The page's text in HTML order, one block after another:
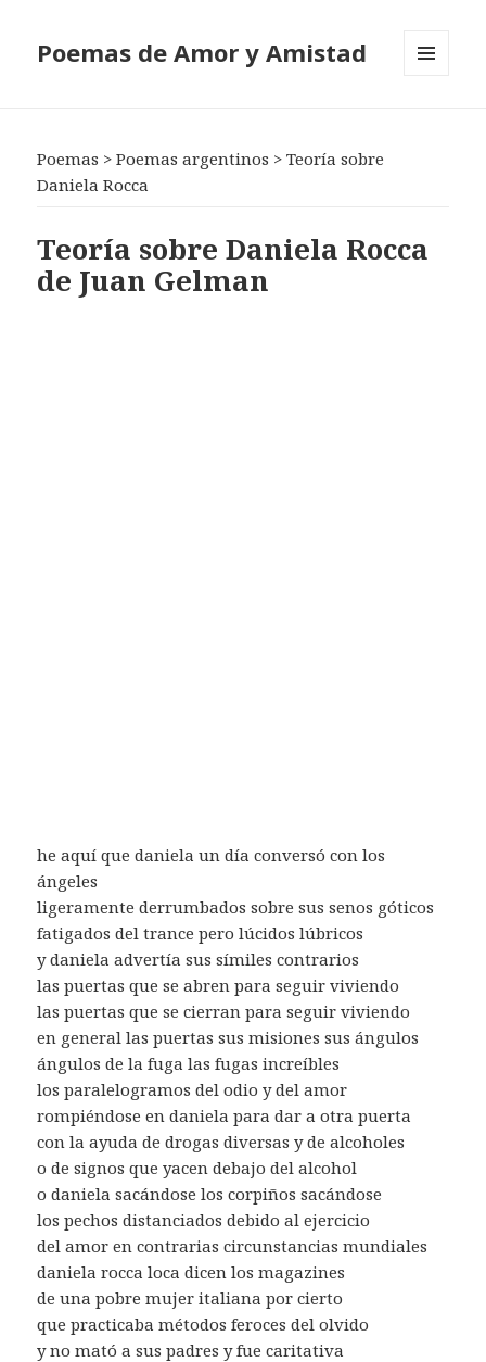
Poemas de Amor y Amistad
Poemas >Poemas argentinos >Teoría sobre
Daniela Rocca
Teoría sobre Daniela Rocca
de Juan Gelman
he aquí que daniela un día conversó con los
ángeles
ligeramente derrumbados sobre sus senos góticos
fatigados del trance pero lúcidos lúbricos
y daniela advertía sus símiles contrarios
las puertas que se abren para seguir viviendo
las puertas que se cierran para seguir viviendo
en general las puertas sus misiones sus ángulos
ángulos de la fuga las fugas increíbles
los paralelogramos del odio y del amor
rompiéndose en daniela para dar a otra puerta
con la ayuda de drogas diversas y de alcoholes
o de signos que yacen debajo del alcohol
o daniela sacándose los corpiños sacándose
los pechos distanciados debido al ejercicio
del amor en contrarias circunstancias mundiales
daniela rocca loca dicen los magazines
de una pobre mujer italiana por cierto
que practicaba métodos feroces del olvido
y no mató a sus padres y fue caritativa